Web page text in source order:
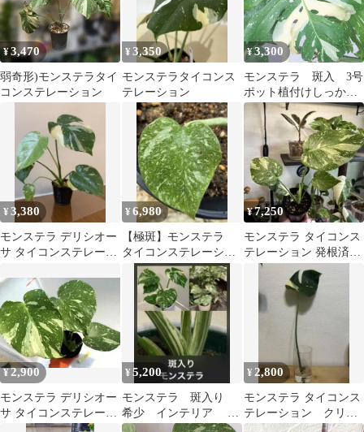
¥3,470
弱奇形)モンステラタイ
コンステレーション
¥3,350
モンステラタイコンス
テレーション
¥3,300
モンステラ 斑入 3号
ポット植付けしっかり
発根済 タイコンステ
レーション
¥3,380
モンステラ デリシオー
サ タイコンステレーシ
り メルカリ便
¥6,980
【極斑】モンステラ
タイコンステレーショ
ン【厳選個体】(※)速
達無料！
¥7,250
モンステラ タイコンス
テレーション 発根済
み 現物取引
¥2,900
モンステラ デリシオー
サ タイコンステレーシ
ョン 斑入り 4
¥5,200
モンステラ 斑入り
希少 インテリア 鉢
植え 送料込み
¥ 2,800
モンステラ タイコンス
テレーション クリー
ムブリュレ